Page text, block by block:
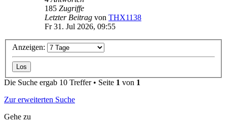
185 Zugriffe
Letzter Beitrag von THX1138
Fr 31. Jul 2026, 09:55
Anzeigen:
Die Suche ergab 10 Treffer • Seite 1 von 1
Zur erweiterten Suche
Gehe zu